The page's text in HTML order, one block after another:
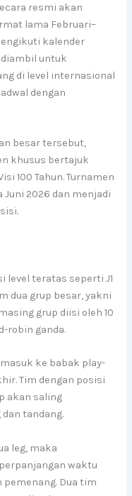
resmi akan
lama Februari–
kalender
diambil untuk
di level internasional
dengan
besar tersebut,
khusus bertajuk
100 Tahun. Turnamen
2026 dan menjadi
teratas seperti J1
dua grup besar, yakni
grup diisi oleh 10
robin ganda.
ke babak play-
Tim dengan posisi
akan saling
tandang.
leg, maka
waktu
Dua tim